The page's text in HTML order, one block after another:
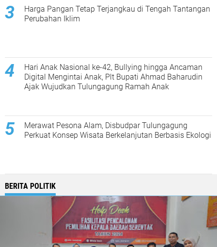
Harga Pangan Tetap Terjangkau di Tengah Tantangan
Perubahan Iklim
Hari Anak Nasional ke-42, Bullying hingga Ancaman
Digital Mengintai Anak, Plt Bupati Ahmad Baharudin
Ajak Wujudkan Tulungagung Ramah Anak
Merawat Pesona Alam, Disbudpar Tulungagung
Perkuat Konsep Wisata Berkelanjutan Berbasis Ekologi
BERITA POLITIK